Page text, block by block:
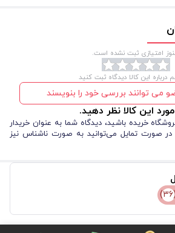
مستطیل عمودی
امتیازی ثبت نشده است.
درباره این کالا دیدگاه ثبت کنید
می توانند بررسی خود را بنویسند
این کالا نظر دهید.
خریده باشید، دیدگاه شما به عنوان خریدار
صورت تمایل می‌توانید به صورت ناشناس نیز